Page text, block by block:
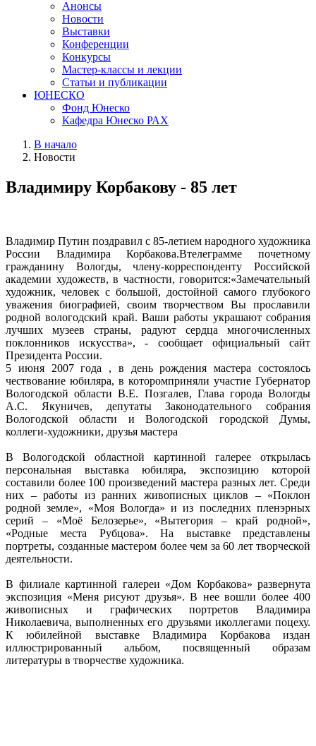
Анонсы
Новости
Выставки
Конференции
Конкурсы
Мастер-классы и лекции
Статьи и публикации
ЮНЕСКО
Фонд Юнеско
Кафедра Юнеско РАХ
В начало
Новости
Владимиру Корбакову - 85 лет
Владимир Путин поздравил с 85-летием народного художника
России Владимира Корбакова.Втелеграмме почетному
гражданину Вологды, члену-корреспонденту Российской
академии художеств, в частности, говорится:«Замечательный
художник, человек с большой, достойной самого глубокого
уважения биографией, своим творчеством Вы прославили
родной вологодский край. Ваши работы украшают собрания
лучших музеев страны, радуют сердца многочисленных
поклонников искусства», - сообщает официальный сайт
Президента России.
5 июня 2007 года , в день рождения мастера состоялось
чествование юбиляра, в которомприняли участие Губернатор
Вологодской области В.Е. Позгалев, Глава города Вологды
А.С. Якуничев, депутаты Законодательного собрания
Вологодской области и Вологодской городской Думы,
коллеги-художники, друзья мастера
В Вологодской областной картинной галерее открылась
персональная выставка юбиляра, экспозицию которой
составили более 100 произведений мастера разных лет. Среди
них – работы из ранних живописных циклов – «Поклон
родной земле», «Моя Вологда» и из последних пленэрных
серий – «Моё Белозерье», «Вытегория – край родной»,
«Родные места Рубцова». На выставке представлены
портреты, созданные мастером более чем за 60 лет творческой
деятельности.
В филиале картинной галереи «Дом Корбакова» развернута
экспозиция «Меня рисуют друзья». В нее вошли более 400
живописных и графических портретов Владимира
Николаевича, выполненных его друзьями иколлегами поцеху.
К юбилейной выставке Владимира Корбакова издан
иллюстрированный альбом, посвященный образам
литературы в творчестве художника.